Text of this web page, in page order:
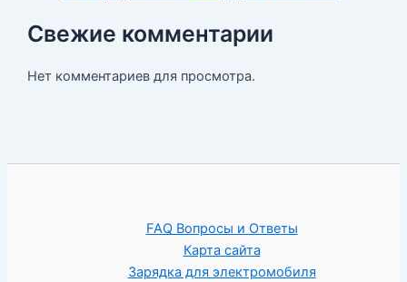
Свежие комментарии
Нет комментариев для просмотра.
FAQ Вопросы и Ответы
Карта сайта
Зарядка для электромобиля